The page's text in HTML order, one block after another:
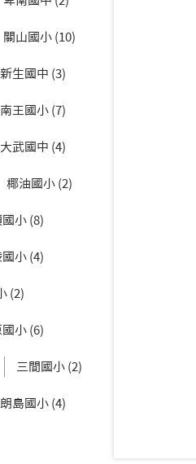
關山國小 (10)
新生國中 (3)
南王國小 (7)
大武國中 (4)
椰油國小 (2)
小 (8)
小 (4)
(2)
小 (6)
三間國小 (2)
朗島國小 (4)